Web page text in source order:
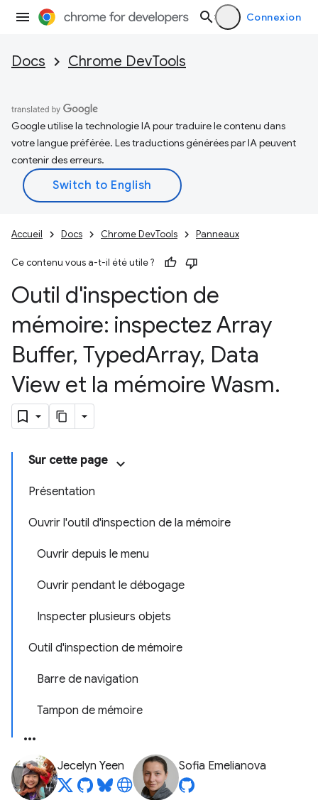
Connexion
Docs Chrome DevTools
Google utilise la technologie IA pour traduire le contenu dans
votre langue préférée. Les traductions générées par IA peuvent
contenir des erreurs.
Accueil Docs Chrome DevTools Panneaux
Ce contenu vous a-t-il été utile ?
Outil d'inspection de
mémoire: inspectez Array
Buffer, TypedArray, Data
View et la mémoire Wasm.
Sur cette page
Présentation
Ouvrir l'outil d'inspection de la mémoire
Ouvrir depuis le menu
Ouvrir pendant le débogage
Inspecter plusieurs objets
Outil d'inspection de mémoire
Barre de navigation
Tampon de mémoire
Jecelyn Yeen Sofia Emelianova